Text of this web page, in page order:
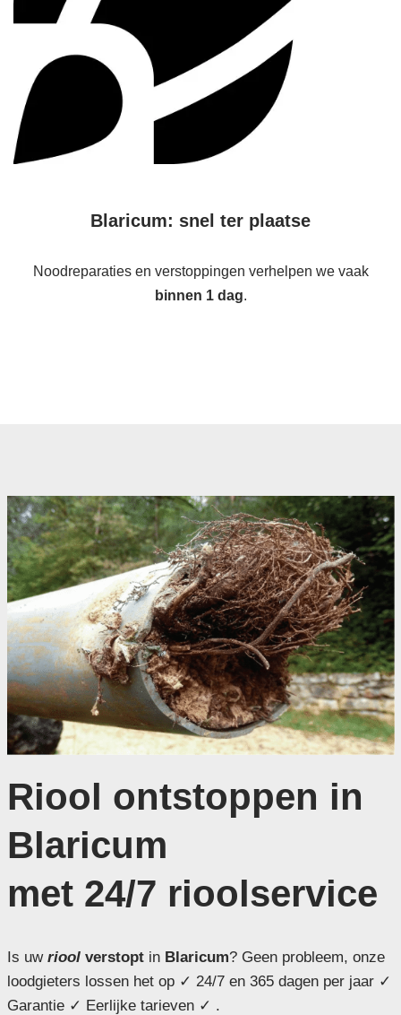
Blaricum: snel ter plaatse
Noodreparaties en verstoppingen verhelpen we vaak
binnen 1 dag.
Riool ontstoppen in
Blaricum
met 24/7 rioolservice
Is uw rioolverstoptin Blaricum? Geen probleem, onze
loodgieters lossen het op ✓ 24/7 en 365 dagen per jaar ✓
Garantie ✓ Eerlijke tarieven ✓ .